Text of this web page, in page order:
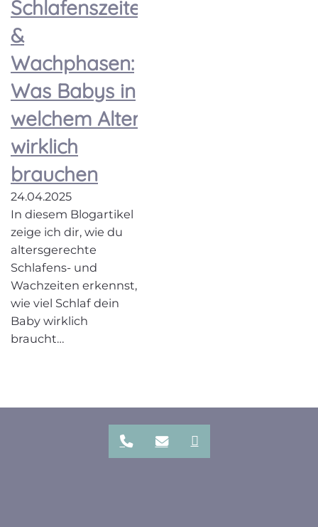
Schlafenszeiten
&
Wachphasen:
Was Babys in
welchem Alter
wirklich
brauchen
24.04.2025
In diesem Blogartikel
zeige ich dir, wie du
altersgerechte
Schlafens- und
Wachzeiten erkennst,
wie viel Schlaf dein
Baby wirklich
braucht…